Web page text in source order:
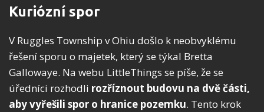
Kuriózní spor
V Ruggles Township v Ohiu došlo k neobvyklému
řešení sporu o majetek, který se týkal Bretta
Gallowaye. Na webu LittleThings se píše, že se
úředníci rozhodli rozříznout budovu na dvě části,
aby vyřešili spor o hranice pozemku. Tento krok